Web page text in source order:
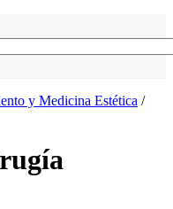
y Medicina Estética /